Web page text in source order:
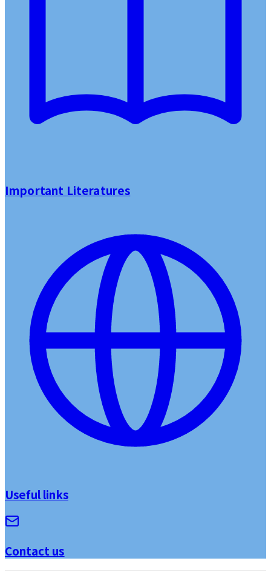
Important Literatures
Useful links
Contact us